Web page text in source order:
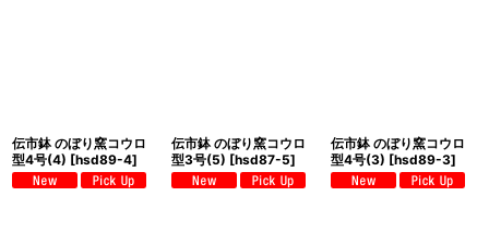
伝市鉢 のぼり窯コウロ
型4号(4) [hsd89-4]
伝市鉢 のぼり窯コウロ
型3号(5) [hsd87-5]
伝市鉢 のぼり窯コウロ
型4号(3) [hsd89-3]